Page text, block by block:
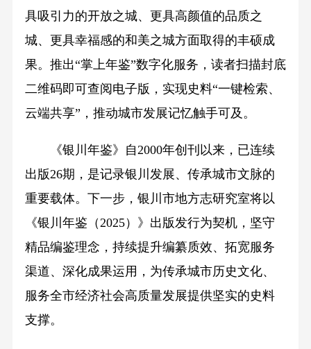
具吸引力的开放之城、更具高颜值的品质之
城、更具幸福感的和美之城方面取得的丰硕成
果。推出“掌上年鉴”数字化服务，读者扫描封底
二维码即可查阅电子版，实现史料“一键检索、
云端共享”，推动城市发展记忆触手可及。
《银川年鉴》自2000年创刊以来，已连续
出版26期，是记录银川发展、传承城市文脉的
重要载体。下一步，银川市地方志研究室将以
《银川年鉴（2025）》出版发行为契机，坚守
精品编鉴理念，持续提升编纂质效、拓宽服务
渠道、深化成果运用，为传承城市历史文化、
服务全市经济社会高质量发展提供坚实的史料
支撑。